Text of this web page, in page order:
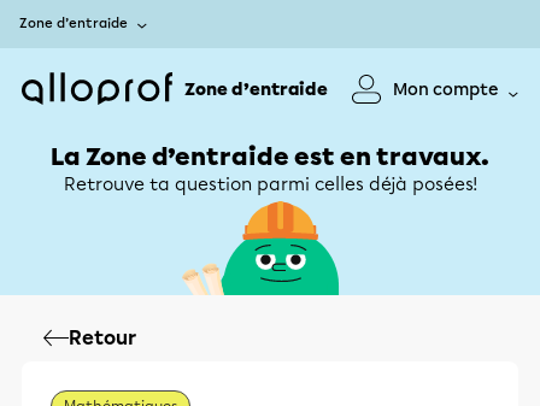
Zone d’entraide
Zone d’entraide Mon compte
La Zone d’entraide est en travaux.
Retrouve ta question parmi celles déjà posées!
Retour